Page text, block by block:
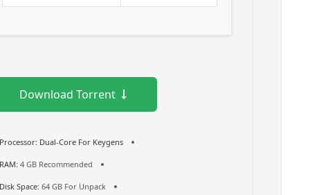
Download Torrent
Processor:Dual-Core For Keygens
RAM: 4 GB Recommended
Disk Space:64 GB For Unpack